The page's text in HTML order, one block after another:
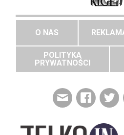
O NAS
POLITYKA
PRYWATNOŚCI